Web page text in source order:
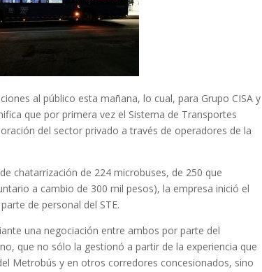
al público esta mañana, lo cual, para Grupo CISA y
que por primera vez el Sistema de Transportes
del sector privado a través de operadores de la
chatarrización de 224 microbuses, de 250 que
a cambio de 300 mil pesos), la empresa inició el
de personal del STE.
una negociación entre ambos por parte del
que no sólo la gestionó a partir de la experiencia que
Metrobús y en otros corredores concesionados, sino